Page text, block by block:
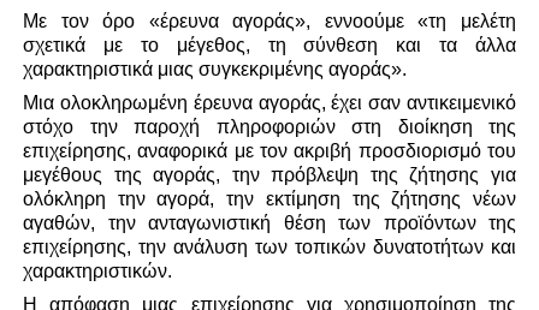
Με τον όρο «έρευνα αγοράς», εννοούμε «τη μελέτη
σχετικά με το μέγεθος, τη σύνθεση και τα άλλα
χαρακτηριστικά μιας συγκεκριμένης αγοράς».
Μια ολοκληρωμένη έρευνα αγοράς, έχει σαν αντικειμενικό
στόχο την παροχή πληροφοριών στη διοίκηση της
επιχείρησης, αναφορικά με τον ακριβή προσδιορισμό του
μεγέθους της αγοράς, την πρόβλεψη της ζήτησης για
ολόκληρη την αγορά, την εκτίμηση της ζήτησης νέων
αγαθών, την ανταγωνιστική θέση των προϊόντων της
επιχείρησης, την ανάλυση των τοπικών δυνατοτήτων και
χαρακτηριστικών.
Η απόφαση μιας επιχείρησης για χρησιμοποίηση της